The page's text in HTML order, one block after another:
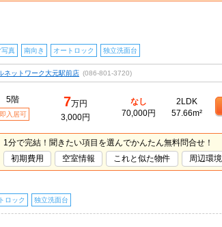
真 南向き オートロック 独立洗面台
ネットワーク大元駅前店 (086-801-3720)
5階
即入居可
7万円
3,000円
なし
70,000円
2LDK
57.66m²
1分で完結！聞きたい項目を選んでかんたん無料問合せ！
初期費用
空室情報 これと似た物件 周辺環境
ロック 独立洗面台